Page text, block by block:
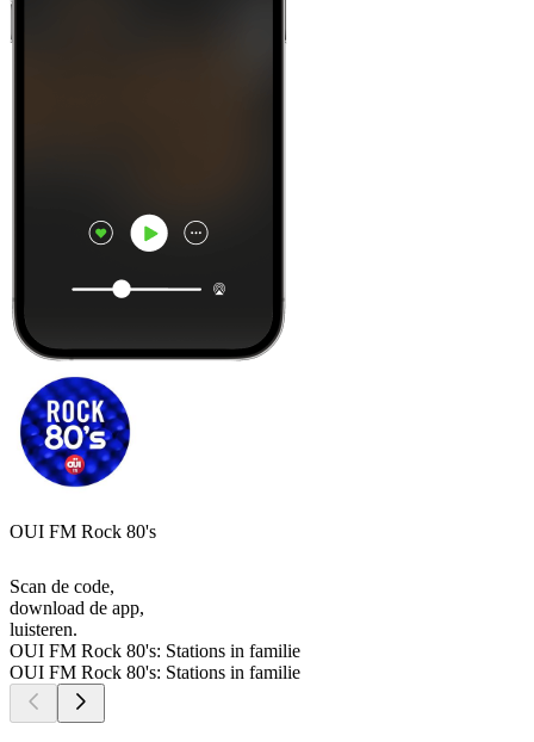
OUI FM Rock 80's
Scan de code,
download de app,
luisteren.
OUI FM Rock 80's: Stations in familie
OUI FM Rock 80's: Stations in familie